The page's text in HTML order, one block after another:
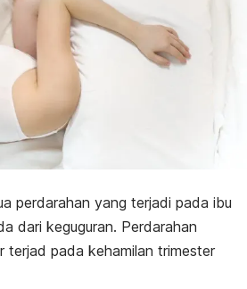
perdarahan yang terjadi pada ibu
dari keguguran. Perdarahan
terjad pada kehamilan trimester